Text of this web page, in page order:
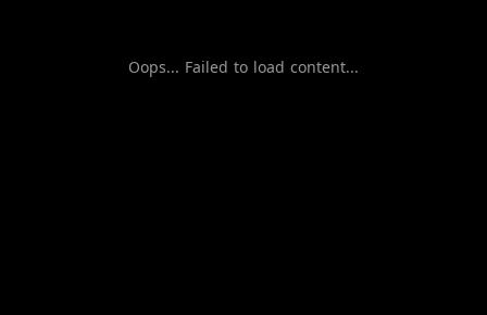
Oops... Failed to load content...